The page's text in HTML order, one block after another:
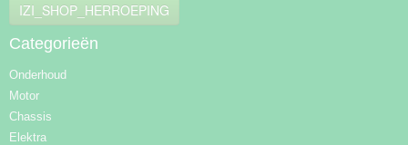
IZI_SHOP_HERROEPING
Categorieën
Onderhoud
Motor
Chassis
Elektra